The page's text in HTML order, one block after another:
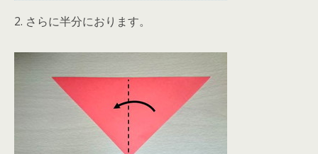
2. さらに半分におります。